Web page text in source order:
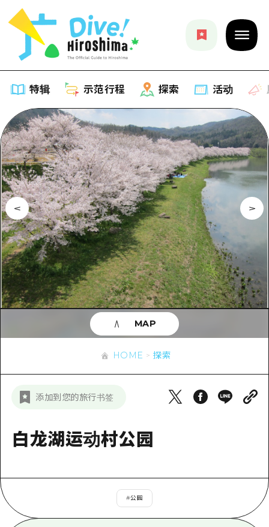
特辑 示范行程 探索 活动
特辑
列表
推荐
艺术
活动·庙会
美食·酒水
骑自行车
购物
运动
夜晚生活
标准
治愈
示范行程
列表
Dive!Hiroshima官方向导
广岛随意旅行
广岛市内
安艺
答对了
宫岛周边
短途旅行
1晚2天
探索
列表
广岛市内
安艺
答對了
美北
东山口
爱媛
岛根
活动
应时信息
有用的信息
列表
超值的游览门票
广岛免费无线上网
新闻
HOME 探索
添加到您的旅行书签
白龙湖运动村公园
#公园
MAP